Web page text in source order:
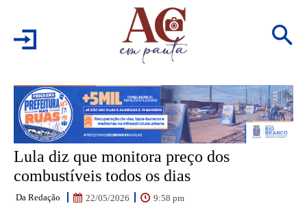
Lula diz que monitora preço dos
combustíveis todos os dias
Da Redação 22/05/2026 9:58 pm